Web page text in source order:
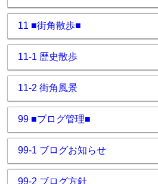
11 ■街角散歩■
11-1 歴史散歩
11-2 街角風景
99 ■ブログ管理■
99-1 ブログお知らせ
99-2 ブログ方針